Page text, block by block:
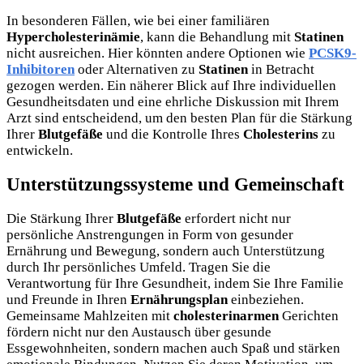
In besonderen Fällen, wie bei einer familiären
Hypercholesterinämie, kann die Behandlung mit Statinen
nicht ausreichen. Hier könnten andere Optionen wie PCSK9-
Inhibitoren oder Alternativen zu Statinenin Betracht
gezogen werden. Ein näherer Blick auf Ihre individuellen
Gesundheitsdaten und eine ehrliche Diskussion mit Ihrem
Arzt sind entscheidend, um den besten Plan für die Stärkung
Ihrer Blutgefäße und die Kontrolle Ihres Cholesterins zu
entwickeln.
Unterstützungssysteme und Gemeinschaft
Die Stärkung Ihrer Blutgefäße erfordert nicht nur
persönliche Anstrengungen in Form von gesunder
Ernährung und Bewegung, sondern auch Unterstützung
durch Ihr persönliches Umfeld. Tragen Sie die
Verantwortung für Ihre Gesundheit, indem Sie Ihre Familie
und Freunde in Ihren Ernährungsplaneinbeziehen.
Gemeinsame Mahlzeiten mit cholesterinarmenGerichten
fördern nicht nur den Austausch über gesunde
Essgewohnheiten, sondern machen auch Spaß und stärken